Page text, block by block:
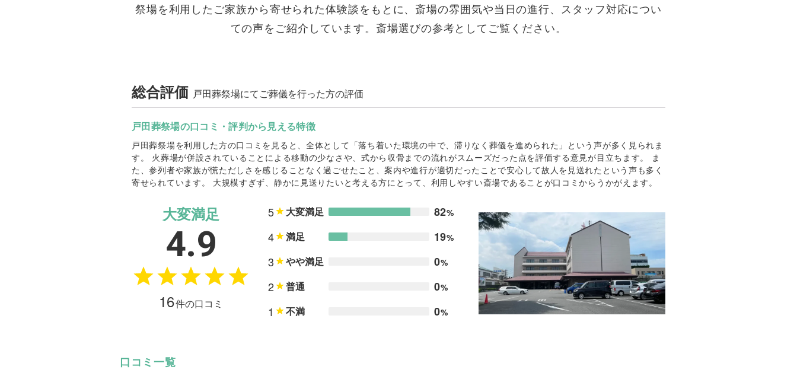
祭場を利用したご家族から寄せられた体験談をもとに、斎場の雰囲気や当日の進行、スタッフ対応につい
ての声をご紹介しています。斎場選びの参考としてご覧ください。
総合評価 戸田葬祭場にてご葬儀を行った方の評価
戸田葬祭場の口コミ・評判から見える特徴
戸田葬祭場を利用した方の口コミを見ると、全体として「落ち着いた環境の中で、滞りなく葬儀を進められた」という声が多く見られま
す。 火葬場が併設されていることによる移動の少なさや、式から収骨までの流れがスムーズだった点を評価する意見が目立ちます。 ま
た、参列者や家族が慌ただしさを感じることなく過ごせたこと、案内や進行が適切だったことで安心して故人を見送れたという声も多く
寄せられています。 大規模すぎず、静かに見送りたいと考える方にとって、利用しやすい斎場であることが口コミからうかがえます。
大変満足
4.9
16件の口コミ
5 大変満足 82%
4 満足 19%
3 やや満足 0%
2 普通 0%
1 不満 0%
口コミ一覧